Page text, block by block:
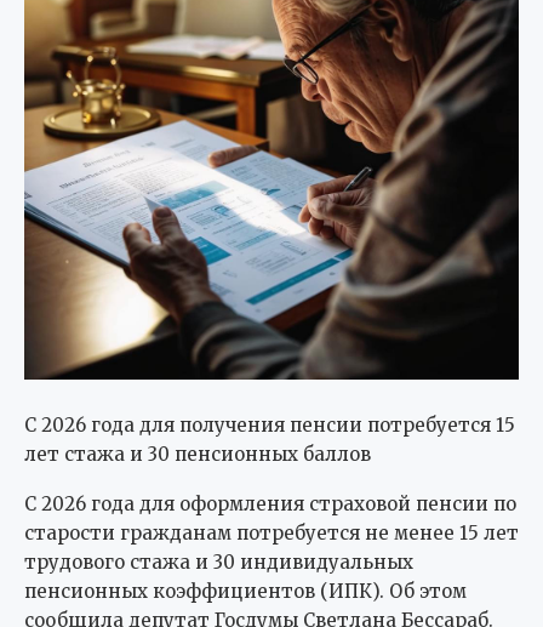
С 2026 года для получения пенсии потребуется 15
лет стажа и 30 пенсионных баллов
С 2026 года для оформления страховой пенсии по
старости гражданам потребуется не менее 15 лет
трудового стажа и 30 индивидуальных
пенсионных коэффициентов (ИПК). Об этом
сообщила депутат Госдумы Светлана Бессараб.